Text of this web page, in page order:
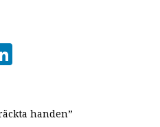
handen”